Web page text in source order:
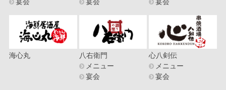
海心丸
八右衛門
メニュー
宴会
心八剣伝
メニュー
宴会